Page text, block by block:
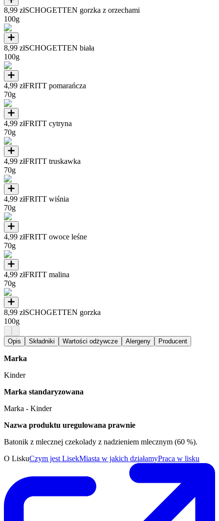
8,99 złSCHOGETTEN gorzka z orzechami
100g
8,99 złSCHOGETTEN biała
100g
4,99 złFRITT pomarańcza
70g
4,99 złFRITT cytryna
70g
4,99 złFRITT truskawka
70g
4,99 złFRITT wiśnia
70g
4,99 złFRITT owoce leśne
70g
4,99 złFRITT malina
70g
8,99 złSCHOGETTEN gorzka
100g
Opis Składniki Wartości odżywcze Alergeny Producent
Marka
Kinder
Marka standaryzowana
Marka - Kinder
Nazwa produktu uregulowana prawnie
Batonik z mlecznej czekolady z nadzieniem mlecznym (60 %).
O LiskuCzym jest LisekMiasta w jakich działamyPraca w lisku